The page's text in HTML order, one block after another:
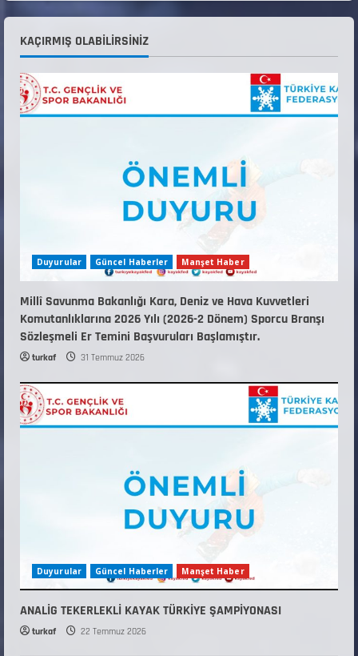
Belirlendi
KAYAKLI KOŞU VE BİATHLON 3.KADEME
KAÇIRMIŞ OLABILIRSINIZ
Duyurular Güncel Haberler Manşet Haber
Millî Savunma Bakanlığı Kara, Deniz ve Hava Kuvvetleri
Komutanlıklarına 2026 Yılı (2026-2 Dönem) Sporcu Branşı
Sözleşmeli Er Temini Başvuruları Başlamıştır.
turkaf 31 Temmuz 2026
Duyurular Güncel Haberler Manşet Haber
ANALİG TEKERLEKLİ KAYAK TÜRKİYE ŞAMPİYONASI
turkaf 22 Temmuz 2026